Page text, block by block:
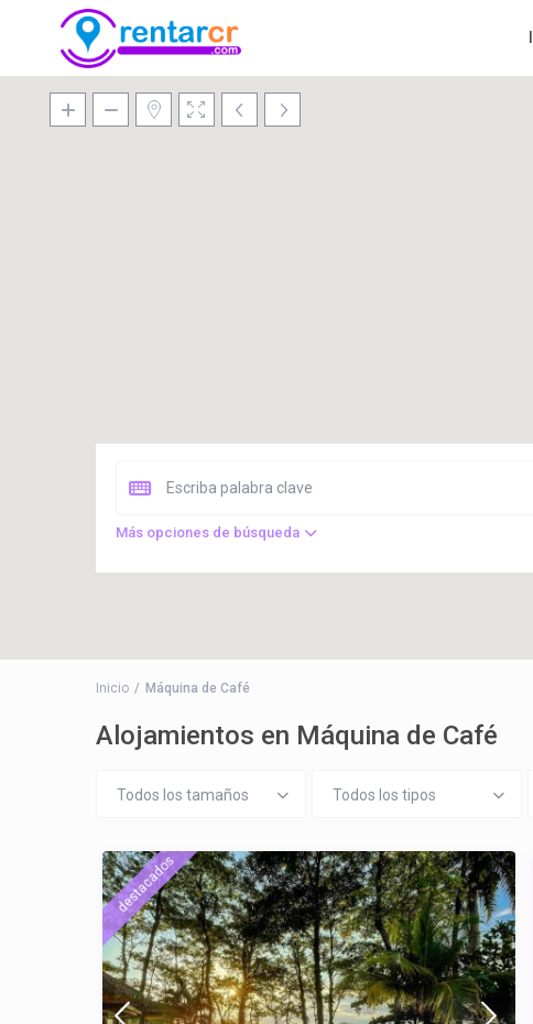
Más opciones de búsqueda
Inicio Máquina de Café
Alojamientos en Máquina de Café
Todos los tamaños Todos los tipos
destacados